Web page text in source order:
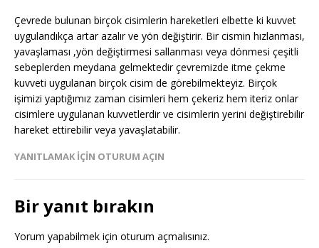
Çevrede bulunan birçok cisimlerin hareketleri elbette ki kuvvet
uygulandıkça artar azalır ve yön değiştirir. Bir cismin hızlanması,
yavaşlaması ,yön değiştirmesi sallanması veya dönmesi çeşitli
sebeplerden meydana gelmektedir çevremizde itme çekme
kuvveti uygulanan birçok cisim de görebilmekteyiz. Birçok
işimizi yaptığımız zaman cisimleri hem çekeriz hem iteriz onlar
cisimlere uygulanan kuvvetlerdir ve cisimlerin yerini değiştirebilir
hareket ettirebilir veya yavaşlatabilir.
YANITLAMAK IÇIN OTURUM AÇIN
Bir yanıt bırakın
Yorum yapabilmek için oturum açmalısınız.